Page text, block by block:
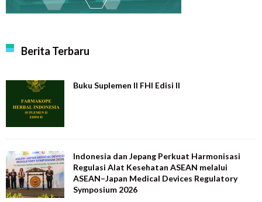
Berita Terbaru
Buku Suplemen II FHI Edisi II
Indonesia dan Jepang Perkuat Harmonisasi
Regulasi Alat Kesehatan ASEAN melalui
ASEAN–Japan Medical Devices Regulatory
Symposium 2026